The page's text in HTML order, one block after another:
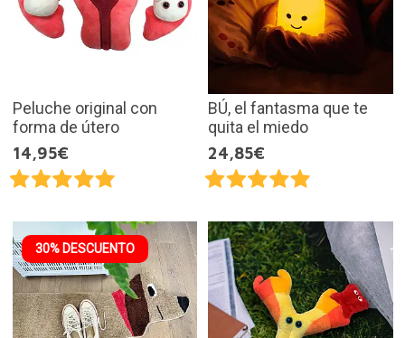
Peluche original con
forma de útero
14,95€
BÚ, el fantasma que te
quita el miedo
24,85€
30% DESCUENTO